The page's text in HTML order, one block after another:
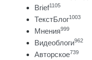
Brief1105
ТекстБлог1003
Мнения999
Видеоблоги962
Авторское739